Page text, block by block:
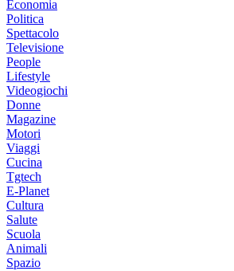
Economia
Politica
Spettacolo
Televisione
People
Lifestyle
Videogiochi
Donne
Magazine
Motori
Viaggi
Cucina
Tgtech
E-Planet
Cultura
Salute
Scuola
Animali
Spazio